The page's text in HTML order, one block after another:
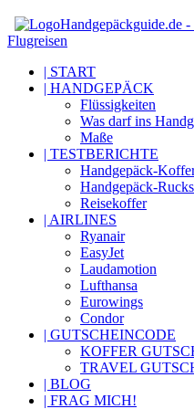
Handgepäckguide.de
Flugreisen
| START
| HANDGEPÄCK
Flüssigkeiten
Was darf ins
Maße
| TESTBERICHTE
Handgepäck-
Handgepäck-
Reisekoffer
| AIRLINES
Ryanair
EasyJet
Laudamotion
Lufthansa
Eurowings
Condor
| GUTSCHEINCODE
KOFFER
TRAVEL
| BLOG
| FRAG MICH!